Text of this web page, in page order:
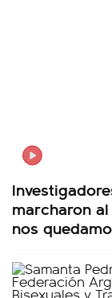
marcharon
nos